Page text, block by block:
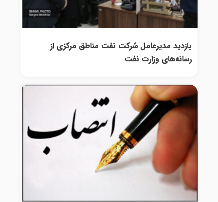
بازدید مدیرعامل شرکت نفت مناطق مرکزی از
رسانه‌های وزارت نفت